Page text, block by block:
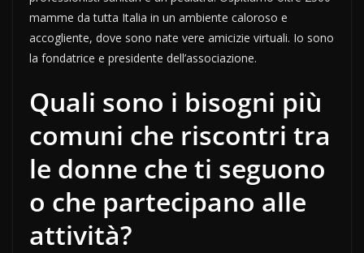
mamme da tutta Italia in un ambiente caloroso e
accogliente, dove sono nate vere amicizie virtuali. Io sono
la fondatrice e presidente dell’associazione.
Quali sono i bisogni più
comuni che riscontri tra
le donne che ti seguono
o che partecipano alle
attività?